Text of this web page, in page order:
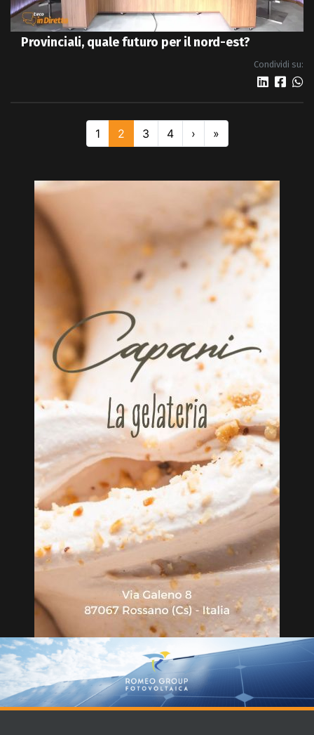
Provinciali, quale futuro per il nord-est?
Condividi su:
1 2 3 4 › »